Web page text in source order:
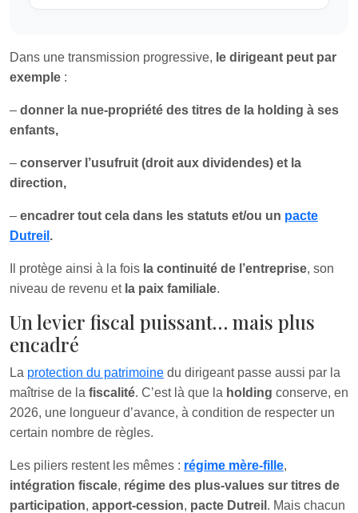
Dans une transmission progressive, le dirigeant peut par
exemple :
– donner la nue-propriété des titres de la holding à ses
enfants,
– conserver l’usufruit (droit aux dividendes) et la
direction,
– encadrer tout cela dans les statuts et/ou un pacte
Dutreil .
Il protège ainsi à la fois la continuité de l’entreprise, son
niveau de revenu et la paix familiale.
Un levier fiscal puissant… mais plus
encadré
La protection du patrimoine du dirigeant passe aussi par la
maîtrise de la fiscalité. C’est là que la holding conserve, en
2026, une longueur d’avance, à condition de respecter un
certain nombre de règles.
Les piliers restent les mêmes : régime mère-fille,
intégration fiscale, régime des plus-values sur titres de
participation, apport-cession, pacte Dutreil . Mais chacun